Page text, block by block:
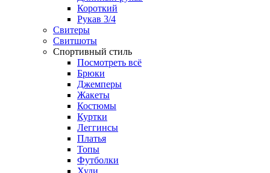
Короткий
Рукав 3/4
Свитеры
Свитшоты
Спортивный стиль
Посмотреть всё
Брюки
Джемперы
Жакеты
Костюмы
Куртки
Леггинсы
Платья
Топы
Футболки
Худи